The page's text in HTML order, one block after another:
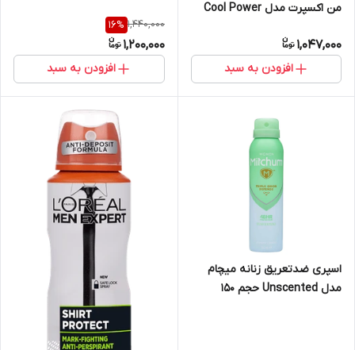
من اکسپرت مدل Cool Power
1,047,000
افزودن به سبد
1,440,000
16%
1,200,000
افزودن به سبد
اسپری ضدتعریق زنانه میچام
مدل Unscented حجم 150